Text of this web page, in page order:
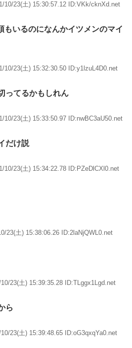
10/23(土) 15:30:57.12 ID:VKk/cknXd.net
もいるのになんかイツメンのマイ
10/23(土) 15:32:30.50 ID:y1lzuL4D0.net
ってるかもしれん
10/23(土) 15:33:50.97 ID:nwBC3aU50.net
だけ説
10/23(土) 15:34:22.78 ID:PZeDlCXl0.net
23(土) 15:38:06.26 ID:2laNjQWL0.net
10/23(土) 15:39:35.28 ID:TLggx1Lgd.net
ら
10/23(土) 15:39:48.65 ID:oG3qxqYa0.net